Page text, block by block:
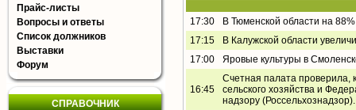
Прайс-листы
Вопросы и ответы
Список должников
Выставки
Форум
СПРАВОЧНИК
17:30
В Тюменской области на
17:15
В Калужской области
17:00
Яровые культуры в
16:45
Счетная палата проверила,
сельского хозяйства и
надзору (Россельхознадзор).